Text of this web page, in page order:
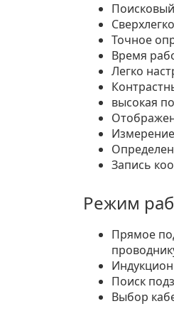
Точное
Время
Легко
высокая
Запись
Режим
Прямое
Поиск
Выбор